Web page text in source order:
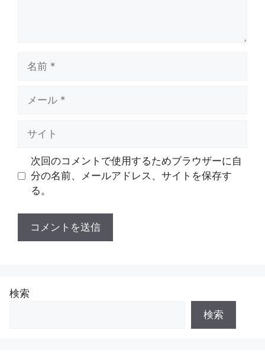
次回のコメントで使用するためブラウザーに自
分の名前、メールアドレス、サイトを保存す
る。
検索
検索